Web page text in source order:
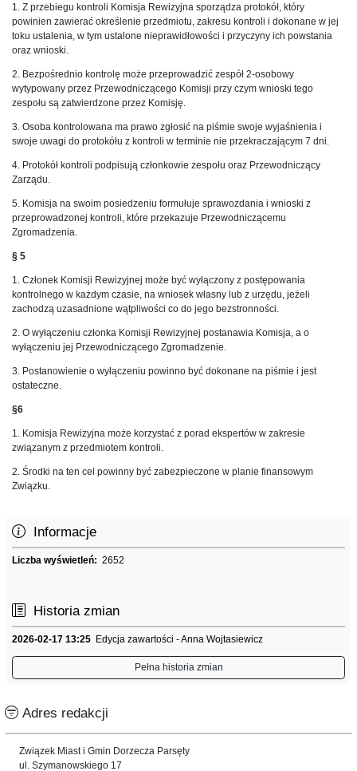
1. Z przebiegu kontroli Komisja Rewizyjna sporządza protokół, który
powinien zawierać określenie przedmiotu, zakresu kontroli i dokonane w jej
toku ustalenia, w tym ustalone nieprawidłowości i przyczyny ich powstania
oraz wnioski.
2. Bezpośrednio kontrolę może przeprowadzić zespół 2-osobowy
wytypowany przez Przewodniczącego Komisji przy czym wnioski tego
zespołu są zatwierdzone przez Komisję.
3. Osoba kontrolowana ma prawo zgłosić na piśmie swoje wyjaśnienia i
swoje uwagi do protokółu z kontroli w terminie nie przekraczającym 7 dni.
4. Protokół kontroli podpisują członkowie zespołu oraz Przewodniczący
Zarządu.
5. Komisja na swoim posiedzeniu formułuje sprawozdania i wnioski z
przeprowadzonej kontroli, które przekazuje Przewodniczącemu
Zgromadzenia.
§ 5
1. Członek Komisji Rewizyjnej może być wyłączony z postępowania
kontrolnego w każdym czasie, na wniosek własny lub z urzędu, jeżeli
zachodzą uzasadnione wątpliwości co do jego bezstronności.
2. O wyłączeniu członka Komisji Rewizyjnej postanawia Komisja, a o
wyłączeniu jej Przewodniczącego Zgromadzenie.
3. Postanowienie o wyłączeniu powinno być dokonane na piśmie i jest
ostateczne.
§6
1. Komisja Rewizyjna może korzystać z porad ekspertów w zakresie
związanym z przedmiotem kontroli.
2. Środki na ten cel powinny być zabezpieczone w planie finansowym
Związku.
Informacje
Liczba wyświetleń: 2652
Historia zmian
2026-02-17 13:25 Edycja zawartości - Anna Wojtasiewicz
Pełna historia zmian
Adres redakcji
Związek Miast i Gmin Dorzecza Parsęty
ul. Szymanowskiego 17